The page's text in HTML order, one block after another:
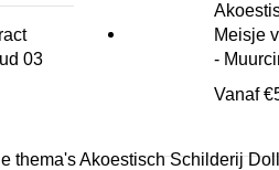
thema'sAkoestisch Schilderij
03
Meisje
-
Vanaf€